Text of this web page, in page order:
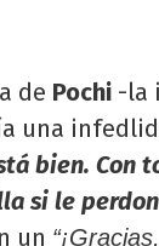
de Pochi -la
una
bien. Con
si le
un